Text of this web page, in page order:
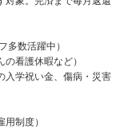
数活躍中）
看護休暇など）
学祝い金、傷病・災害
制度）